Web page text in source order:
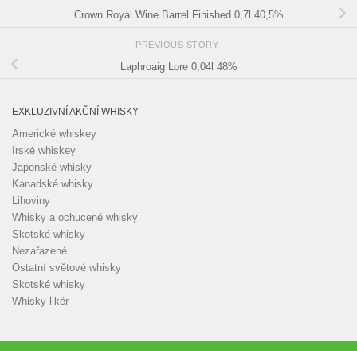
Crown Royal Wine Barrel Finished 0,7l 40,5%
PREVIOUS STORY
Laphroaig Lore 0,04l 48%
EXKLUZIVNÍ AKČNÍ WHISKY
Americké whiskey
Irské whiskey
Japonské whisky
Kanadské whisky
Lihoviny
Whisky a ochucené whisky
Skotské whisky
Nezařazené
Ostatní světové whisky
Skotské whisky
Whisky likér